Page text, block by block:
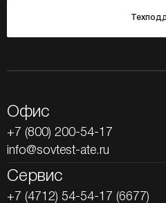
Офис
+7 (800) 200-54-17
info@sovtest-ate.ru
Сервис
+7 (4712) 54-54-17 (6677)